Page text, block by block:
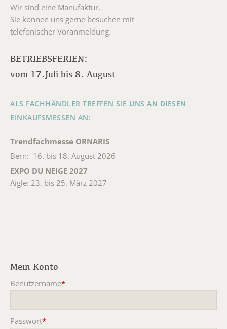
Wir sind eine Manufaktur.
Sie können uns gerne besuchen mit
telefonischer Voranmeldung.
BETRIEBSFERIEN:
vom 17.Juli bis 8. August
ALS FACHHÄNDLER TREFFEN SIE UNS AN DIESEN
EINKAUFSMESSEN AN:
Trendfachmesse ORNARIS
Bern: 16. bis 18. August 2026
EXPO DU NEIGE 2027
Aigle: 23. bis 25. März 2027
Mein Konto
Benutzername*
Passwort*